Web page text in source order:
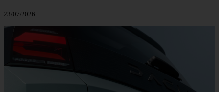
23/07/2026